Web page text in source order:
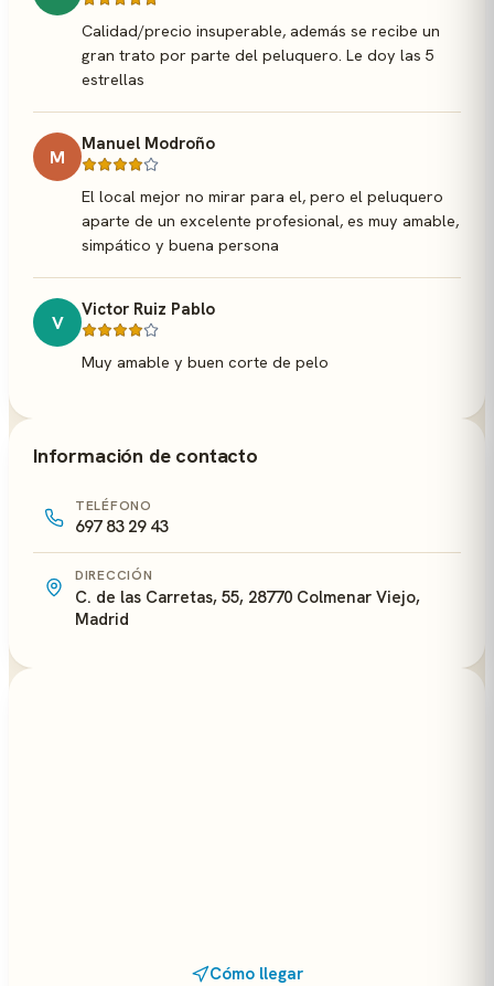
Calidad/precio insuperable, además se recibe un
gran trato por parte del peluquero. Le doy las 5
estrellas
M
Manuel Modroño
El local mejor no mirar para el, pero el peluquero
aparte de un excelente profesional, es muy amable,
simpático y buena persona
V
Victor Ruiz Pablo
Muy amable y buen corte de pelo
Información de contacto
TELÉFONO
697 83 29 43
DIRECCIÓN
C. de las Carretas, 55, 28770 Colmenar Viejo,
Madrid
Cómo llegar